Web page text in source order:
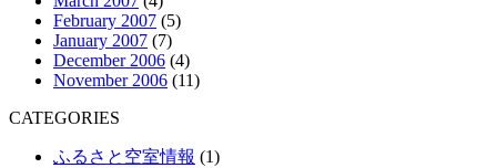
February 2007 (5)
January 2007 (7)
December 2006 (4)
November 2006 (11)
CATEGORIES
ふるさと空室情報 (1)